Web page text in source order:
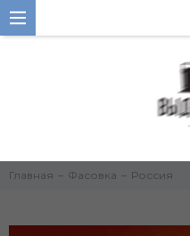
Главная Фасовка Россия